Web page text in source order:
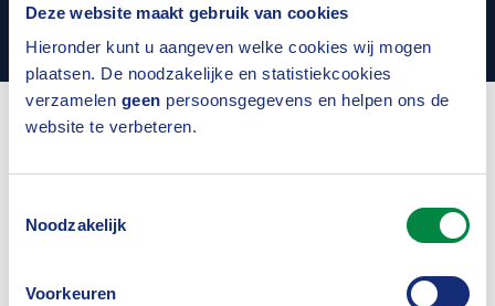
Deze website maakt gebruik van cookies
Hieronder kunt u aangeven welke cookies wij mogen
plaatsen. De noodzakelijke en statistiekcookies
verzamelen geen persoonsgegevens en helpen ons de
website te verbeteren.
Noodzakelijk
Voorkeuren
Uitgelicht